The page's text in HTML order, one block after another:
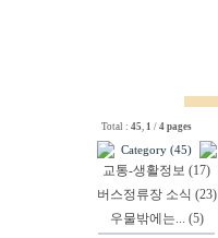
Total : 45, 1 / 4 pages
Category (45)
교통-생활정보 (17)
버스정류장 소식 (23)
우물밖에는... (5)